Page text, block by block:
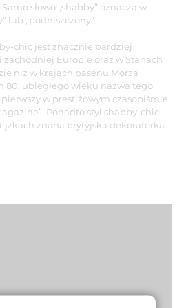
słowo „shabby” oznacza w
lub „podniszczony”.
chic jest znacznie bardziej
zachodniej Europie oraz w Stanach
niż w krajach basenu Morza
80. ubiegłego wieku nazwa tego
pierwszy w prestiżowym czasopiśmie
Ponadto styl shabby-chic
znana brytyjska dekoratorka